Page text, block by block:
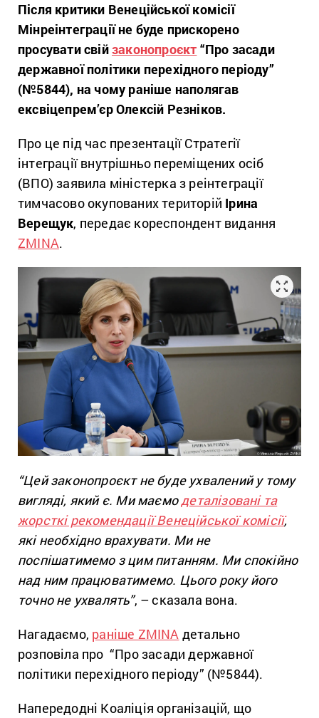
Після критики Венеційської комісії
Мінреінтеграції не буде прискорено
просувати свійзаконопроєкт “Про засади
державної політики перехідного періоду”
(№5844), на чому раніше наполягав
ексвіцепрем’єр Олексій Резніков.
Про це під час презентації Стратегії
інтеграції внутрішньо переміщених осіб
(ВПО) заявила міністерка з реінтеграції
тимчасово окупованих територій Ірина
Верещук, передає кореспондент видання
ZMINA.
“Цей законопроєкт не буде ухвалений у тому
вигляді, який є. Ми маємодеталізовані та
жорсткі рекомендації Венеційської комісії,
які необхідно врахувати. Ми не
поспішатимемо з цим питанням. Ми спокійно
над ним працюватимемо. Цього року його
точно не ухвалять”, – сказала вона.
Нагадаємо, раніше ZMINA детально
розповіла про “Про засади державної
політики перехідного періоду” (№5844).
Напередодні Коаліція організацій, що